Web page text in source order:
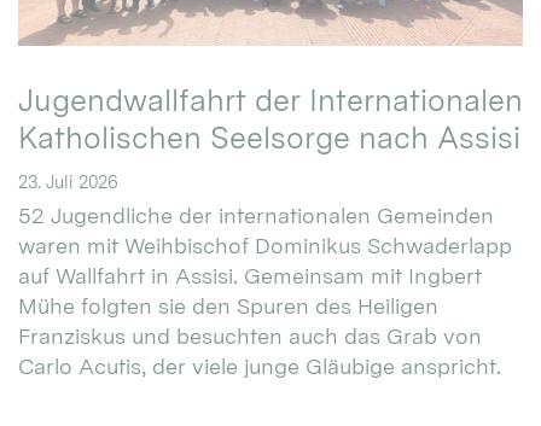
Jugendwallfahrt der Internationalen
Katholischen Seelsorge nach Assisi
23. Juli 2026
52 Jugendliche der internationalen Gemeinden
waren mit Weihbischof Dominikus Schwaderlapp
auf Wallfahrt in Assisi. Gemeinsam mit Ingbert
Mühe folgten sie den Spuren des Heiligen
Franziskus und besuchten auch das Grab von
Carlo Acutis, der viele junge Gläubige anspricht.